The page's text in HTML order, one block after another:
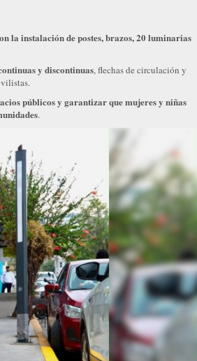
la instalación de postes, brazos, 20 luminarias
y discontinuas, flechas de circulación y
públicos y garantizar que mujeres y niñas
.